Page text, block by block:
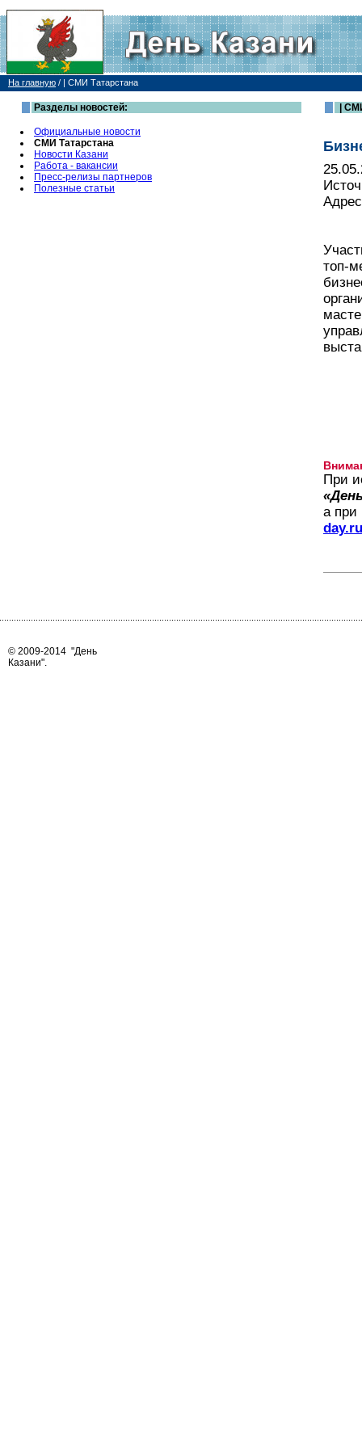
На главную / | СМИ Татарстана
Разделы новостей:
Официальные новости
СМИ Татарстана
Новости Казани
Работа - вакансии
Пресс-релизы партнеров
Полезные статьи
|
топ-
При
а при
day.ru
© 2009-2014 "День
Казани".